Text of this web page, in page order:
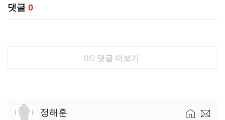
댓글 0
0/0 댓글 더보기
정해훈